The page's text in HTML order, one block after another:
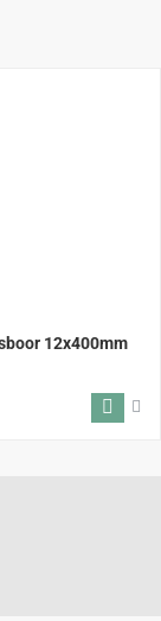
12x400mm